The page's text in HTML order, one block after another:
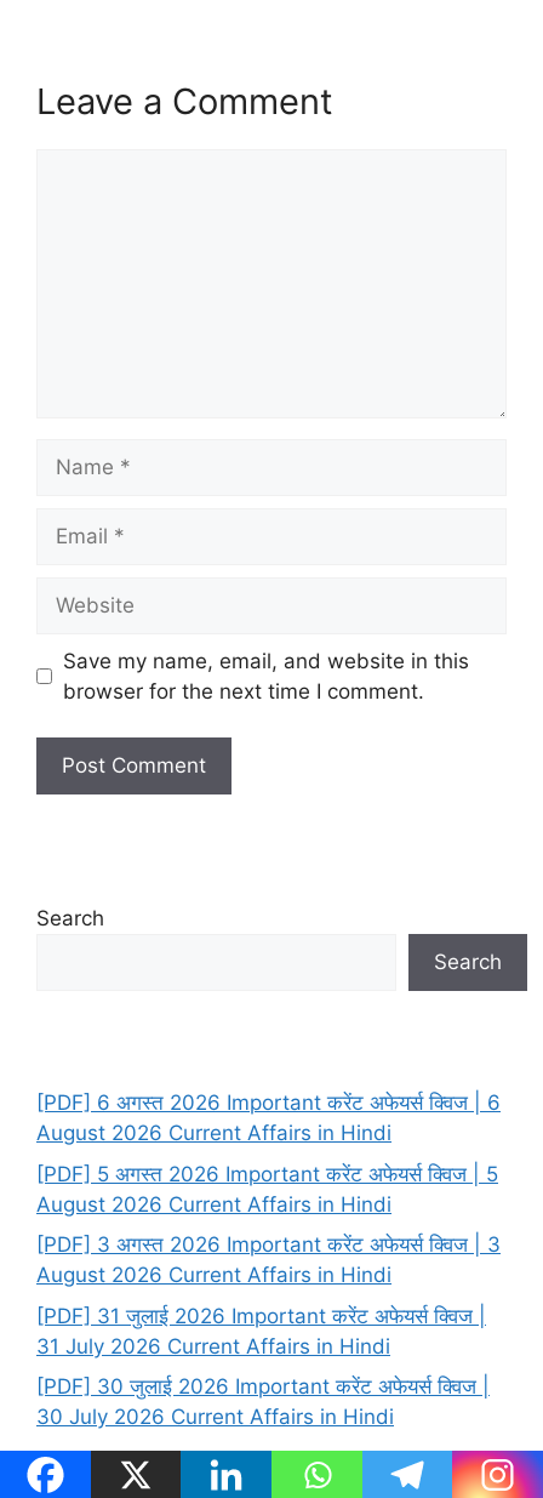
Leave a Comment
Save my name, email, and website in this
browser for the next time I comment.
Search
Search
[PDF] 6 अगस्त 2026 Important करेंट अफेयर्स क्विज | 6
August 2026 Current Affairs in Hindi
[PDF] 5 अगस्त 2026 Important करेंट अफेयर्स क्विज | 5
August 2026 Current Affairs in Hindi
[PDF] 3 अगस्त 2026 Important करेंट अफेयर्स क्विज | 3
August 2026 Current Affairs in Hindi
[PDF] 31 जुलाई 2026 Important करेंट अफेयर्स क्विज |
31 July 2026 Current Affairs in Hindi
[PDF] 30 जुलाई 2026 Important करेंट अफेयर्स क्विज |
30 July 2026 Current Affairs in Hindi